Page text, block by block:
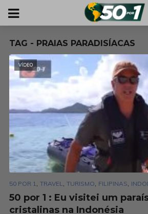
TAG - PRAIAS PARADISÍACAS
VÍDEO
50 POR 1, TRAVEL, TURISMO, FILIPINAS,
50 por 1 : Eu visitei um
cristalinas na Indonésia